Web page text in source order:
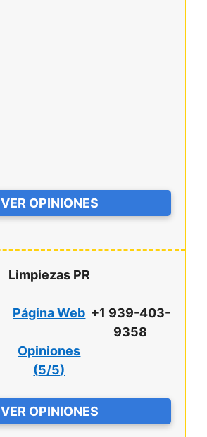
VER OPINIONES
Limpiezas PR
Página Web
Opiniones
(5/5)
+1 939-403-
9358
VER OPINIONES